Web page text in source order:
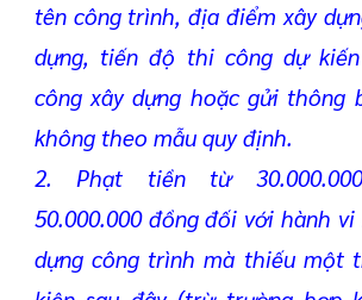
tên công trình, địa điểm xây
dựng, tiến độ thi công dự
công xây dựng hoặc gửi thông
không theo mẫu quy định.
2. Phạt tiền từ
50.000.000 đồng đối với hành
dựng công trình mà thiếu một